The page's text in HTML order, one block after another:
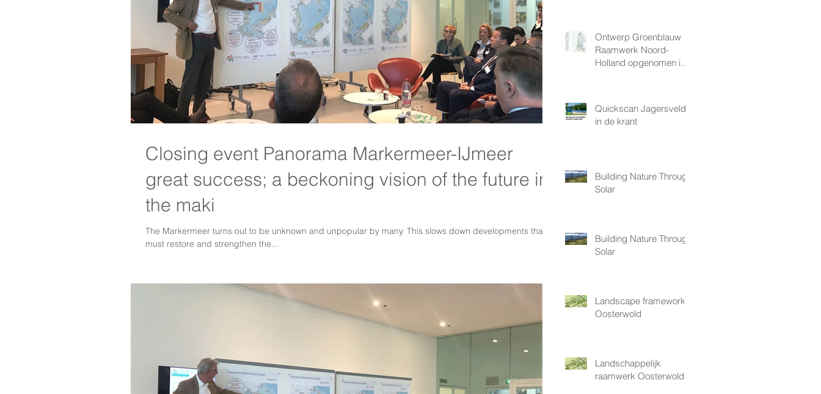
Closing event Panorama Markermeer-IJmeer
great success; a beckoning vision of the future in
the maki
The Markermeer turns out to be unknown and unpopular by many. This slows down developments that
must restore and strengthen the...
Ontwerp Groenblauw
Raamwerk Noord-
Holland opgenomen in
Quickscan Jagersveld
in de krant
Building Nature Through
Solar
Building Nature Through
Solar
Landscape framework
Oosterwold
Landschappelijk
raamwerk Oosterwold